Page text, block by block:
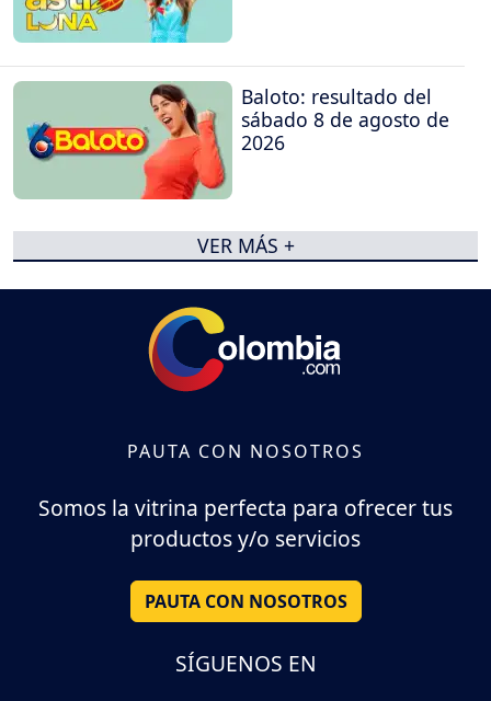
Baloto: resultado del
sábado 8 de agosto de
2026
VER MÁS +
PAUTA CON NOSOTROS
Somos la vitrina perfecta para ofrecer tus
productos y/o servicios
PAUTA CON NOSOTROS
SÍGUENOS EN